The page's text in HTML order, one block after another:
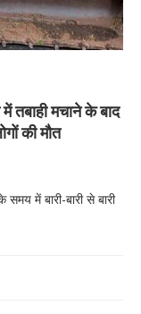
मचाने के बाद
की मौत
में बारी-बारी से बारी